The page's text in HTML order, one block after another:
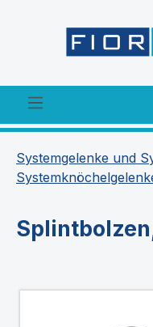
Systemgelenke und